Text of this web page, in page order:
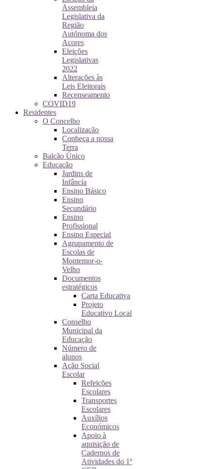
Assembleia
Legislativa da
Região
Autónoma dos
Açores
Eleições
Legislativas
2022
Alterações às
Leis Eleitorais
Recenseamento
COVID19
Residentes
O Concelho
Localização
Conheça a nossa
Terra
Balcão Único
Educação
Jardins de
Infância
Ensino Básico
Ensino
Secundário
Ensino
Profissional
Ensino Especial
Agrupamento de
Escolas de
Montemor-o-
Velho
Documentos
estratégicos
Carta Educativa
Projeto
Educativo Local
Conselho
Municipal da
Educação
Número de
alunos
Ação Social
Escolar
Refeições
Escolares
Transportes
Escolares
Auxílios
Económicos
Apoio à
aquisição de
Cadernos de
Atividades do 1º